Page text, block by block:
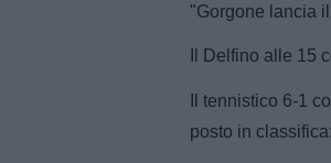
"Gorgone lancia
Il Delfino alle 15
Il tennistico 6-1
posto in